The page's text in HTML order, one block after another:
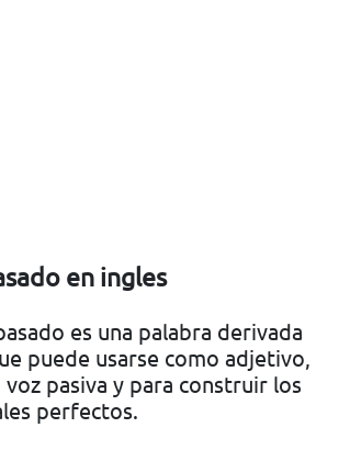
en ingles
es una palabra derivada
puede usarse como adjetivo,
pasiva y para construir los
perfectos.